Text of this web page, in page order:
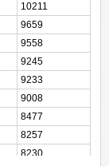
10211
9659
9558
9245
9233
9008
8477
8257
8230